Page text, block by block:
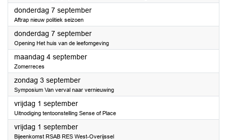
donderdag 7 september2023
Aftrap nieuw politiek seizoen
donderdag 7 september2023
Opening Het huis van de leefomgeving
maandag 4 september2023
Zomerreces
zondag 3 september2023
Symposium Van verval naar vernieuwing
vrijdag 1 september2023
Uitnodiging tentoonstelling Sense of Place
vrijdag 1 september2023
Bijeenkomst RSAB RES West-Overijssel